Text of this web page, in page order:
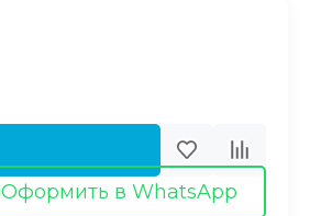
Оформить в WhatsApp